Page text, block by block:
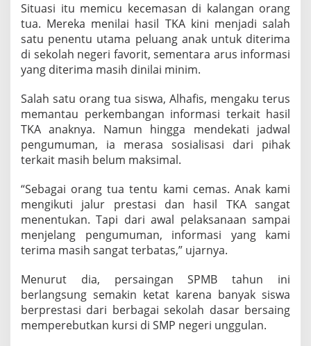
n
i
m
y
a
n
f
r
m
a
K
A
Situasi itu memicu kecemasan di kalangan orang
tua. Mereka menilai hasil TKA kini menjadi salah
satu penentu utama peluang anak untuk diterima
di sekolah negeri favorit, sementara arus informasi
yang diterima masih dinilai minim.
Salah satu orang tua siswa, Alhafis, mengaku terus
memantau perkembangan informasi terkait hasil
TKA anaknya. Namun hingga mendekati jadwal
pengumuman, ia merasa sosialisasi dari pihak
terkait masih belum maksimal.
“Sebagai orang tua tentu kami cemas. Anak kami
mengikuti jalur prestasi dan hasil TKA sangat
menentukan. Tapi dari awal pelaksanaan sampai
menjelang pengumuman, informasi yang kami
terima masih sangat terbatas,” ujarnya.
Menurut dia, persaingan SPMB tahun ini
berlangsung semakin ketat karena banyak siswa
berprestasi dari berbagai sekolah dasar bersaing
memperebutkan kursi di SMP negeri unggulan.